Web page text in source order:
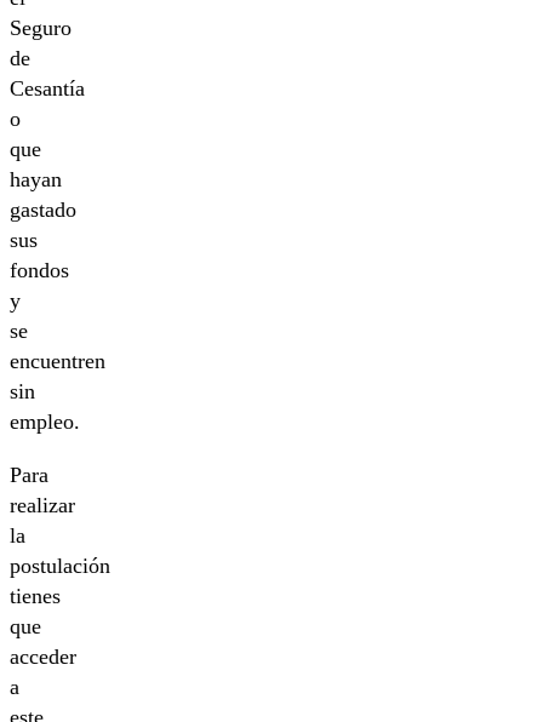
Seguro
de
Cesantía
o
que
hayan
gastado
sus
fondos
y
se
encuentren
sin
empleo.
Para
realizar
la
postulación
tienes
que
acceder
a
este